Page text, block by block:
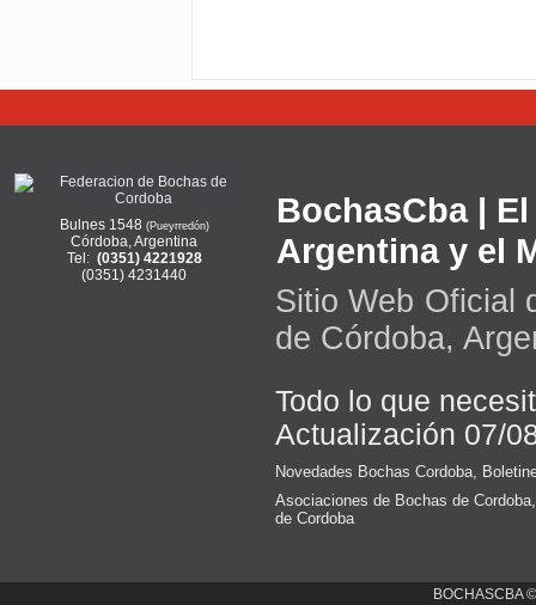
Bulnes 1548 (Pueyrredón)
Córdoba, Argentina
Tel: (0351) 4221928
(0351) 4231440
BochasCba |
Argentina y el
Sitio Web Oficial
de Córdoba,
Todo lo que
Actualización 07/
Novedades Bochas Cordoba
Asociaciones de Bochas de Cordoba
de Cordoba
BOCHASCBA